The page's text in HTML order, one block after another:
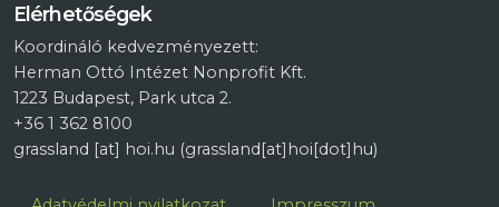
Elérhetőségek
Koordináló kedvezményezett:
Herman Ottó Intézet Nonprofit Kft.
1223 Budapest, Park utca 2.
+36 1 362 8100
grassland [at] hoi.hu (grassland[at]hoi[dot]hu)
Lábléc